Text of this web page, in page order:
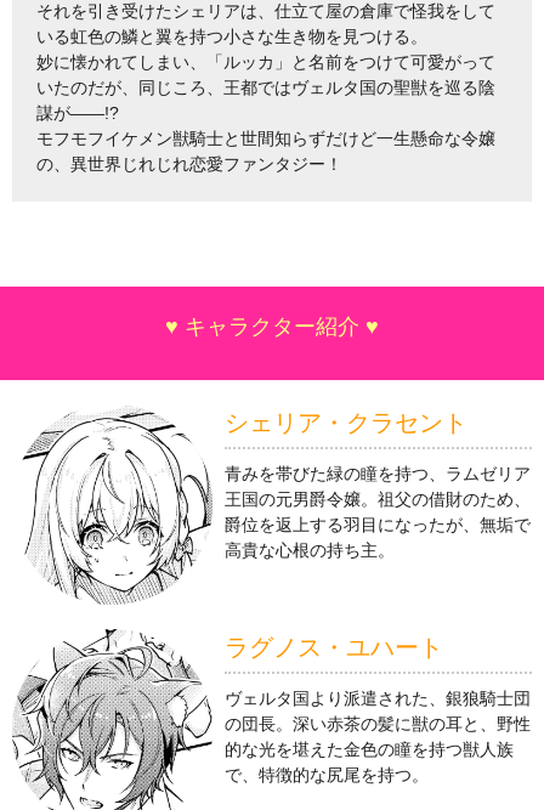
それを引き受けたシェリアは、仕立て屋の倉庫で怪我をして
いる虹色の鱗と翼を持つ小さな生き物を見つける。
妙に懐かれてしまい、「ルッカ」と名前をつけて可愛がって
いたのだが、同じころ、王都ではヴェルタ国の聖獣を巡る陰
謀が――!?
モフモフイケメン獣騎士と世間知らずだけど一生懸命な令嬢
の、異世界じれじれ恋愛ファンタジー！
♥ キャラクター紹介 ♥
シェリア・クラセント
青みを帯びた緑の瞳を持つ、ラムゼリア
王国の元男爵令嬢。祖父の借財のため、
爵位を返上する羽目になったが、無垢で
高貴な心根の持ち主。
ラグノス・ユハート
ヴェルタ国より派遣された、銀狼騎士団
の団長。深い赤茶の髪に獣の耳と、野性
的な光を堪えた金色の瞳を持つ獣人族
で、特徴的な尻尾を持つ。